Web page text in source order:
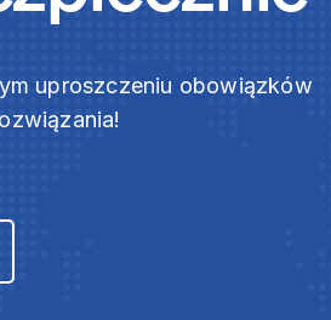
uproszczeniu obowiązków